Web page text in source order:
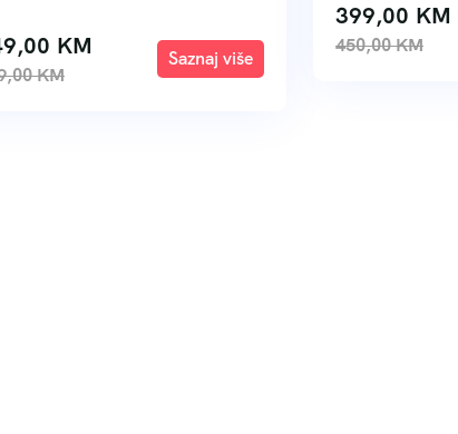
KM
KM
Explore
399,00 KM
450,00KM